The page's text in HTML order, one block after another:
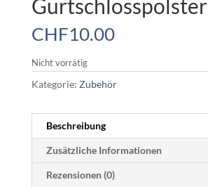
Gurtschlosspolster
CHF10.00
Nicht vorrätig
Kategorie: Zubehör
Beschreibung
Zusätzliche Informationen
Rezensionen (0)